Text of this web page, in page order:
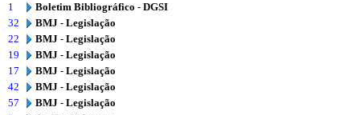
1
Boletim Bibliográfico - DGSI
32
BMJ - Legislação
22
BMJ - Legislação
19
BMJ - Legislação
17
BMJ - Legislação
42
BMJ - Legislação
57
BMJ - Legislação